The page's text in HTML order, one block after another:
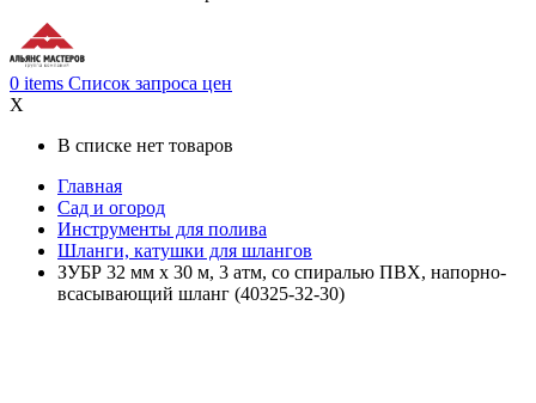
0 items Список запроса цен
X
В списке нет товаров
Главная
Сад и огород
Инструменты для полива
Шланги, катушки для шлангов
ЗУБР 32 мм x 30 м, 3 атм, со спиралью ПВХ, напорно-
всасывающий шланг (40325-32-30)